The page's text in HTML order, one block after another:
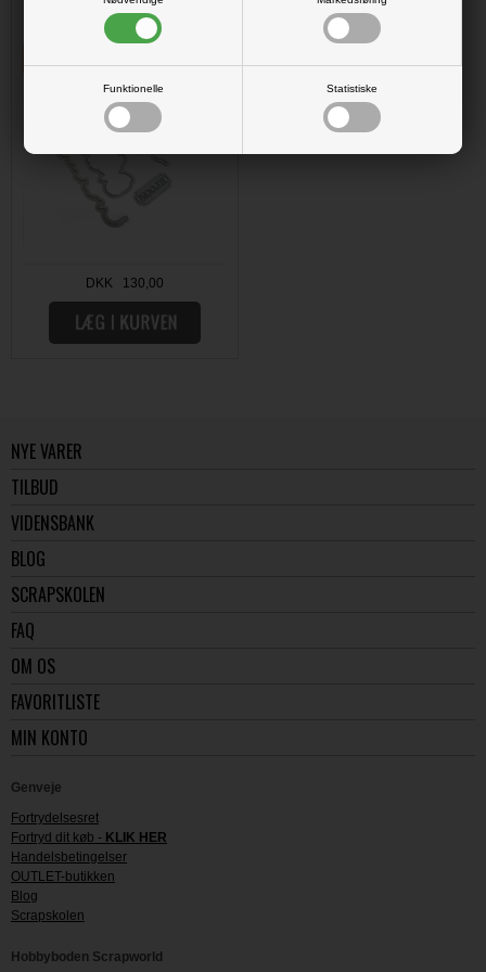
Funktionelle Statistiske
DKK 130,00
NYE VARER
TILBUD
VIDENSBANK
BLOG
SCRAPSKOLEN
FAQ
OM OS
FAVORITLISTE
MIN KONTO
Genveje
Fortrydelsesret
Fortryd dit køb - KLIK HER
Handelsbetingelser
OUTLET-butikken
Blog
Scrapskolen
Hobbyboden Scrapworld